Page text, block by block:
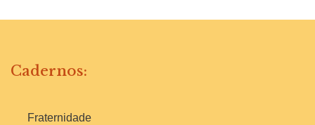
Cadernos:
Fraternidade